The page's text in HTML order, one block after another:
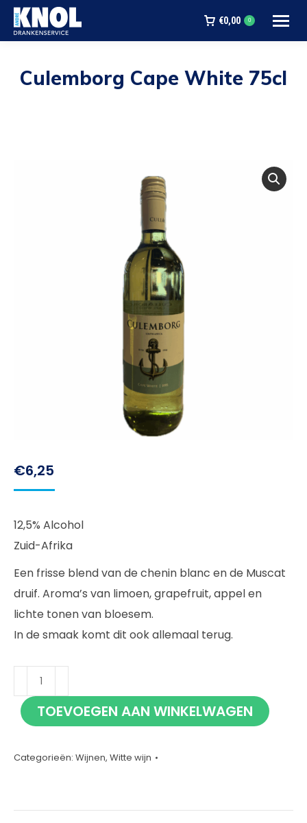
€0,00 0
Culemborg Cape White 75cl
€6,25
12,5% Alcohol
Zuid-Afrika
Een frisse blend van de chenin blanc en de Muscat
druif. Aroma’s van limoen, grapefruit, appel en
lichte tonen van bloesem.
In de smaak komt dit ook allemaal terug.
Culemborg
Cape
White
aantal
TOEVOEGEN AAN WINKELWAGEN
Categorieën: Wijnen, Witte wijn